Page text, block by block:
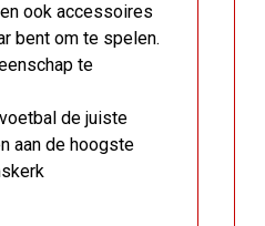
ook accessoires
bent om te spelen.
te
de juiste
aan de hoogste